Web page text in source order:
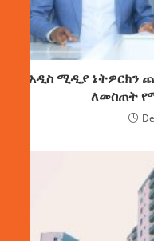
አዲስ ሚዲያ ኔትዎርክን
ለመስጠት